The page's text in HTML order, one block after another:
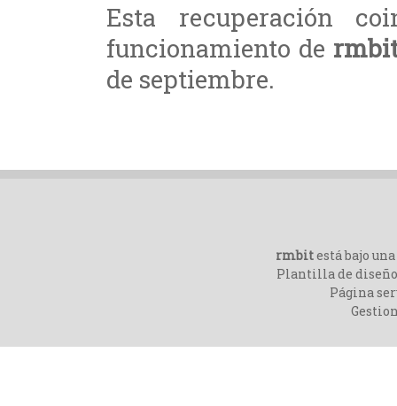
Esta recuperación
funcionamiento de
de septiembre.
rmbitestá bajo una
Plantilla de
Página